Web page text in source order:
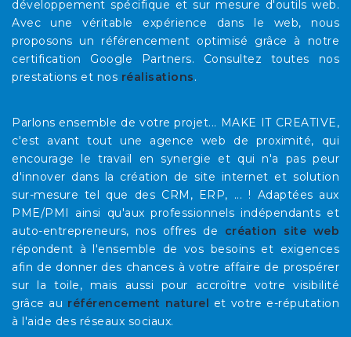
développement spécifique et sur mesure d'outils web.
Avec une véritable expérience dans le web, nous
proposons un référencement optimisé grâce à notre
certification Google Partners. Consultez toutes nos
prestations et nos réalisations.
Parlons ensemble de votre projet... MAKE IT CREATIVE,
c'est avant tout une agence web de proximité, qui
encourage le travail en synergie et qui n'a pas peur
d'innover dans la création de site internet et solution
sur-mesure tel que des CRM, ERP, ... ! Adaptées aux
PME/PMI ainsi qu'aux professionnels indépendants et
auto-entrepreneurs, nos offres de création site web
répondent à l'ensemble de vos besoins et exigences
afin de donner des chances à votre affaire de prospérer
sur la toile, mais aussi pour accroître votre visibilité
grâce au référencement naturel et votre e-réputation
à l'aide des réseaux sociaux.